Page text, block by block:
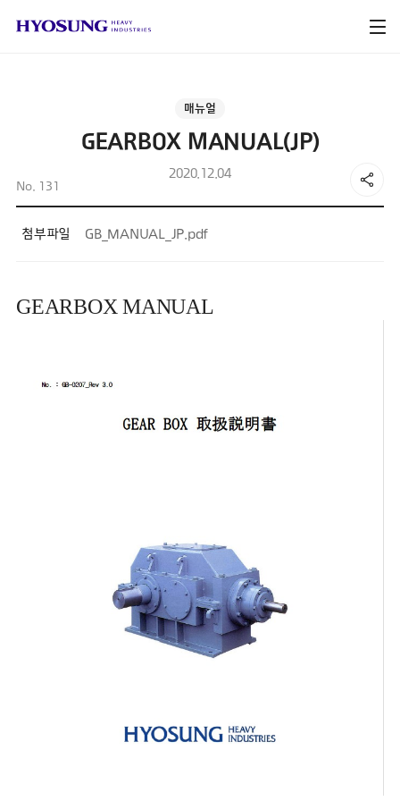
매뉴얼
GEARBOX MANUAL(JP)
2020.12.04
No. 131
첨부파일 GB_MANUAL_JP.pdf
GEARBOX MANUAL